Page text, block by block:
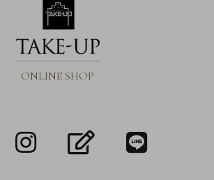
ONLINE SHOP
facebook
Instagram
blogLINE